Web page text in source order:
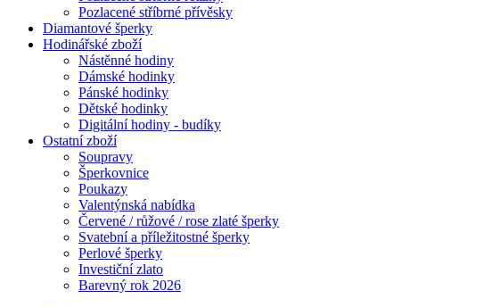
Pozlacené stříbrné přívěsky
Diamantové šperky
Hodinářské zboží
Nástěnné hodiny
Dámské hodinky
Pánské hodinky
Dětské hodinky
Digitální hodiny - budíky
Ostatní zboží
Soupravy
Šperkovnice
Poukazy
Valentýnská nabídka
Červené / růžové / rose zlaté šperky
Svatební a příležitostné šperky
Perlové šperky
Investiční zlato
Barevný rok 2026